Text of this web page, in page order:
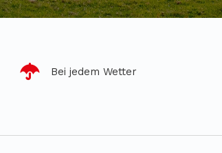
Bei jedem Wetter